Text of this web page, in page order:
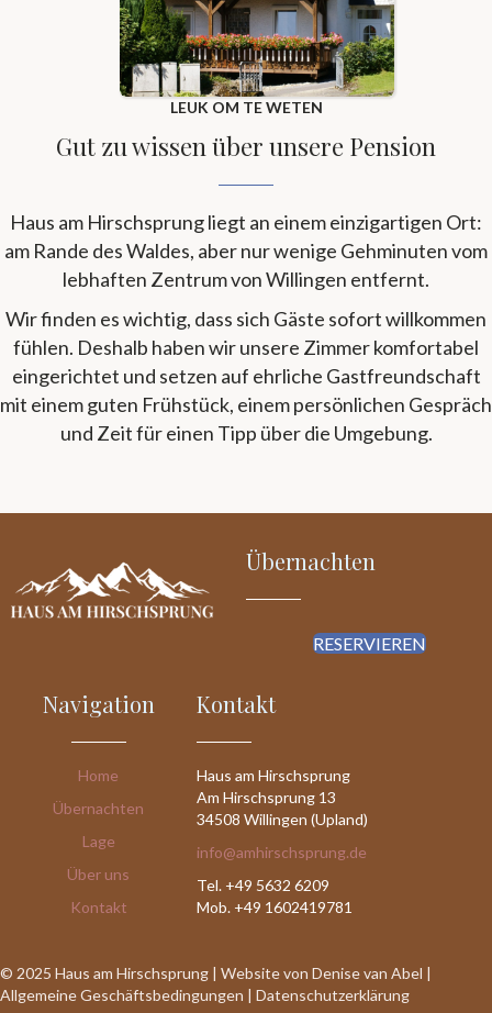
LEUK OM TE WETEN
Gut zu wissen über unsere Pension
Haus am Hirschsprung liegt an einem einzigartigen Ort:
am Rande des Waldes, aber nur wenige Gehminuten vom
lebhaften Zentrum von Willingen entfernt.
Wir finden es wichtig, dass sich Gäste sofort willkommen
fühlen. Deshalb haben wir unsere Zimmer komfortabel
eingerichtet und setzen auf ehrliche Gastfreundschaft
mit einem guten Frühstück, einem persönlichen Gespräch
und Zeit für einen Tipp über die Umgebung.
Übernachten
RESERVIEREN
Navigation
Home
Übernachten
Lage
Über uns
Kontakt
Kontakt
Haus am Hirschsprung
Am Hirschsprung 13
34508 Willingen (Upland)
info@amhirschsprung.de
Tel. +49 5632 6209
Mob. +49 1602419781
© 2025 Haus am Hirschsprung | Website von Denise van Abel |
Allgemeine Geschäftsbedingungen | Datenschutzerklärung